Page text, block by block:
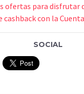
ofertas para disfrutar
cashback con la
SOCIAL